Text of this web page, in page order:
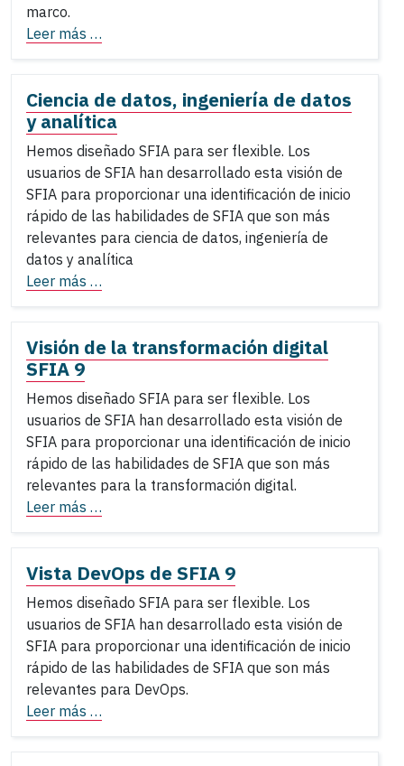
marco.
Leer más …
Ciencia de datos, ingeniería de datos
y analítica
Hemos diseñado SFIA para ser flexible. Los
usuarios de SFIA han desarrollado esta visión de
SFIA para proporcionar una identificación de inicio
rápido de las habilidades de SFIA que son más
relevantes para ciencia de datos, ingeniería de
datos y analítica
Leer más …
Visión de la transformación digital
SFIA 9
Hemos diseñado SFIA para ser flexible. Los
usuarios de SFIA han desarrollado esta visión de
SFIA para proporcionar una identificación de inicio
rápido de las habilidades de SFIA que son más
relevantes para la transformación digital.
Leer más …
Vista DevOps de SFIA 9
Hemos diseñado SFIA para ser flexible. Los
usuarios de SFIA han desarrollado esta visión de
SFIA para proporcionar una identificación de inicio
rápido de las habilidades de SFIA que son más
relevantes para DevOps.
Leer más …